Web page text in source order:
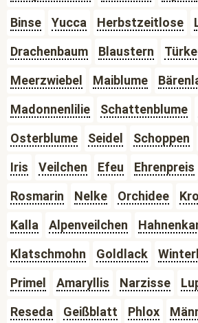
Binse
Yucca Herbstzeitlose
Drachenbaum
Blaustern
Meerzwiebel
Maiblume
Madonnenlilie
Schattenblume
Osterblume
Seidel Schoppen
Iris
Veilchen Efeu Ehrenpreis
Rosmarin
Nelke Orchidee
Kalla
Alpenveilchen
Klatschmohn
Goldlack
Primel
Amaryllis Narzisse
Reseda
Geißblatt Phlox